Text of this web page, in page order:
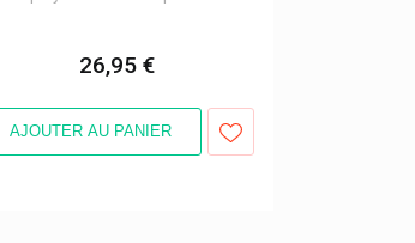
26,95 €
AJOUTER AU PANIER